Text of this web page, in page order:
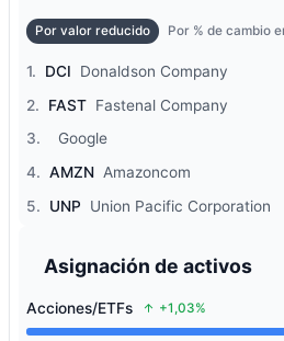
Por valor reducido Por % de cambio
1. DCI Donaldson Company
2.
FAST Fastenal Company
3.
Google
4. AMZN Amazoncom
5.
UNP Union Pacific Corporation
Asignación de activos
Acciones/ETFs +1,03%